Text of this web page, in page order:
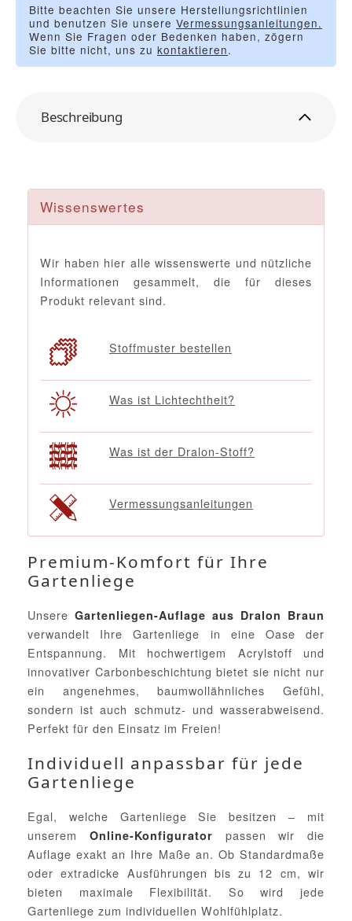
Bitte beachten Sie unsere Herstellungsrichtlinien
und benutzen Sie unsere Vermessungsanleitungen.
Wenn Sie Fragen oder Bedenken haben, zögern
Sie bitte nicht, uns zu kontaktieren.
Beschreibung
Wissenswertes
Wir haben hier alle wissenswerte und nützliche
Informationen gesammelt, die für dieses
Produkt relevant sind.
Stoffmuster bestellen
Was ist Lichtechtheit?
Was ist der Dralon-Stoff?
Vermessungsanleitungen
Premium-Komfort für Ihre
Gartenliege
Unsere Gartenliegen-Auflage aus Dralon Braun
verwandelt Ihre Gartenliege in eine Oase der
Entspannung. Mit hochwertigem Acrylstoff und
innovativer Carbonbeschichtung bietet sie nicht nur
ein angenehmes, baumwollähnliches Gefühl,
sondern ist auch schmutz- und wasserabweisend.
Perfekt für den Einsatz im Freien!
Individuell anpassbar für jede
Gartenliege
Egal, welche Gartenliege Sie besitzen – mit
unserem Online-Konfigurator passen wir die
Auflage exakt an Ihre Maße an. Ob Standardmaße
oder extradicke Ausführungen bis zu 12 cm, wir
bieten maximale Flexibilität. So wird jede
Gartenliege zum individuellen Wohlfühlplatz.